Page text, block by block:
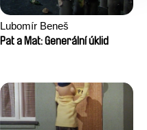
Lubomír Beneš
Pat a Mat: Generální úklid